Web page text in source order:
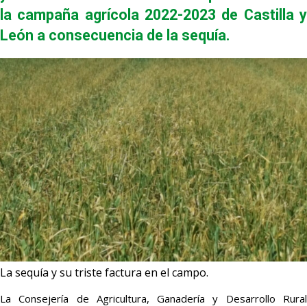
la campaña agrícola 2022-2023 de Castilla y
León a consecuencia de la sequía.
La sequía y su triste factura en el campo.
La Consejería de Agricultura, Ganadería y Desarrollo Rural